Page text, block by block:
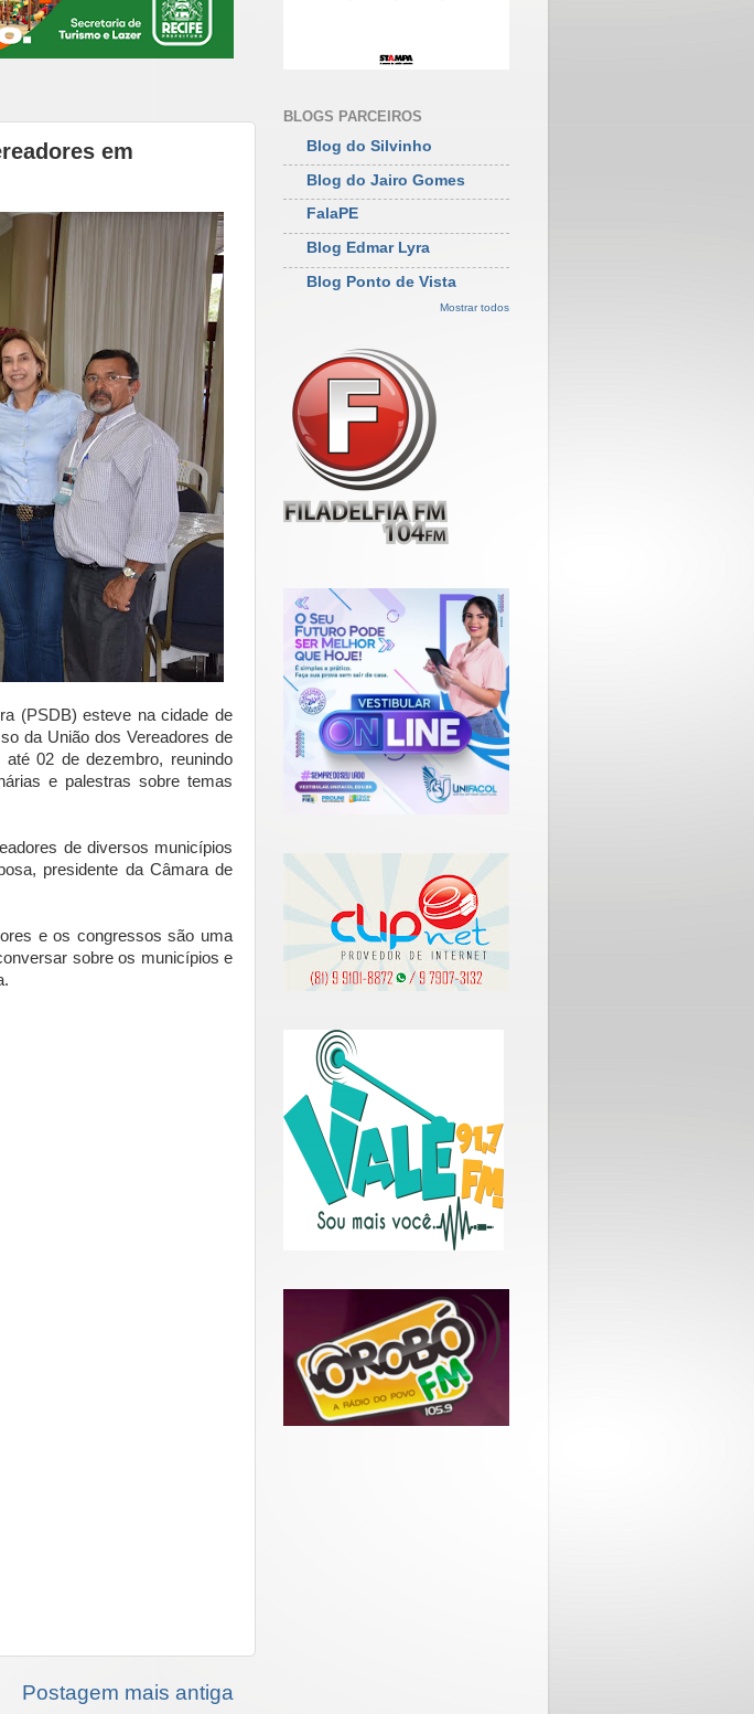
em
(PSDB) esteve na cidade de
da União dos Vereadores de
02 de dezembro, reunindo
e palestras sobre temas
de diversos municípios
presidente da Câmara de
e os congressos são uma
sobre os municípios e
Postagem mais antiga
BLOGS PARCEIROS
Blog do Silvinho
Blog do Jairo Gomes
FalaPE
Blog Edmar Lyra
Blog Ponto de Vista
Mostrar todos